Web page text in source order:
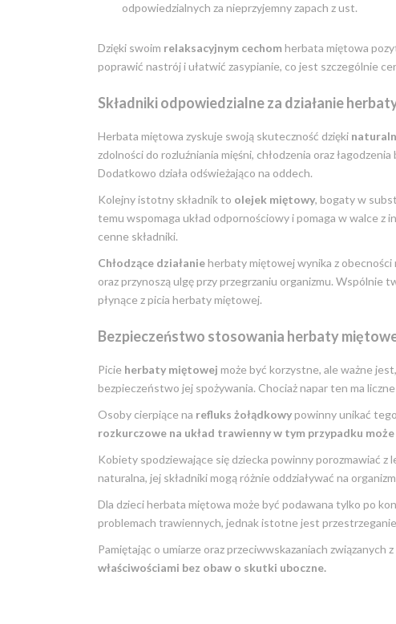
odpowiedzialnych za nieprzyjemny zapach z ust.
Dzięki swoim relaksacyjnym cechom herbata miętowa
poprawić nastrój i ułatwić zasypianie, co jest szczególnie
Składniki odpowiedzialne za działanie
Herbata miętowa zyskuje swoją skuteczność dzięki
zdolności do rozluźniania mięśni, chłodzenia oraz
Dodatkowo działa odświeżająco na oddech.
Kolejny istotny składnik to olejek miętowy, bogaty w
temu wspomaga układ odpornościowy i pomaga w walce
cenne składniki.
Chłodzące działanieherbaty miętowej wynika z obecności
oraz przynoszą ulgę przy przegrzaniu organizmu. Wspólnie
płynące z picia herbaty miętowej.
Bezpieczeństwo stosowania herbaty
Picie herbaty miętowej może być korzystne, ale ważne
bezpieczeństwo jej spożywania. Chociaż napar ten ma
Osoby cierpiące na refluks żołądkowypowinny unikać
rozkurczowe na układ trawienny w tym przypadku
Kobiety spodziewające się dziecka powinny porozmawiać
naturalna, jej składniki mogą różnie oddziaływać na
Dla dzieci herbata miętowa może być podawana tylko po
problemach trawiennych, jednak istotne jest
Pamiętając o umiarze oraz przeciwwskazaniach związanych
właściwościami bez obaw o skutki uboczne.